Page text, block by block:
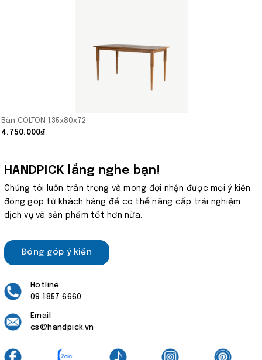
Bàn COLTON 135x80x72
4.750.000₫
HANDPICK lắng nghe bạn!
Chúng tôi luôn trân trọng và mong đợi nhận được mọi ý kiến
đóng góp từ khách hàng để có thể nâng cấp trải nghiệm
dịch vụ và sản phẩm tốt hơn nữa.
Đóng góp ý kiến
Hotline
09 1857 6660
Email
cs@handpick.vn